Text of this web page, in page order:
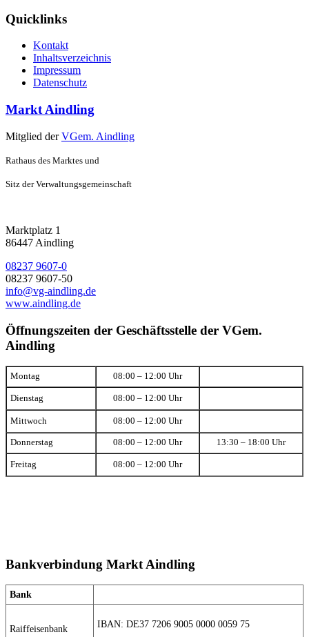
Quicklinks
Kontakt
Inhaltsverzeichnis
Impressum
Datenschutz
Markt Aindling
Mitglied derVGem. Aindling
Rathaus des Marktes und
Sitz der Verwaltungsgemeinschaft
Marktplatz 1
86447 Aindling
08237 9607-0
08237 9607-50
info@vg-aindling.de
www.aindling.de
Öffnungszeiten der Geschäftsstelle der VGem.
Aindling
Montag 08:00 – 12:00 Uhr
Dienstag 08:00 – 12:00 Uhr
Mittwoch 08:00 – 12:00 Uhr
Donnerstag 08:00 – 12:00 Uhr 13:30 – 18:00 Uhr
Freitag 08:00 – 12:00 Uhr
Bankverbindung Markt Aindling
Bank
Raiffeisenbank
IBAN: DE37 7206 9005 0000 0059 75